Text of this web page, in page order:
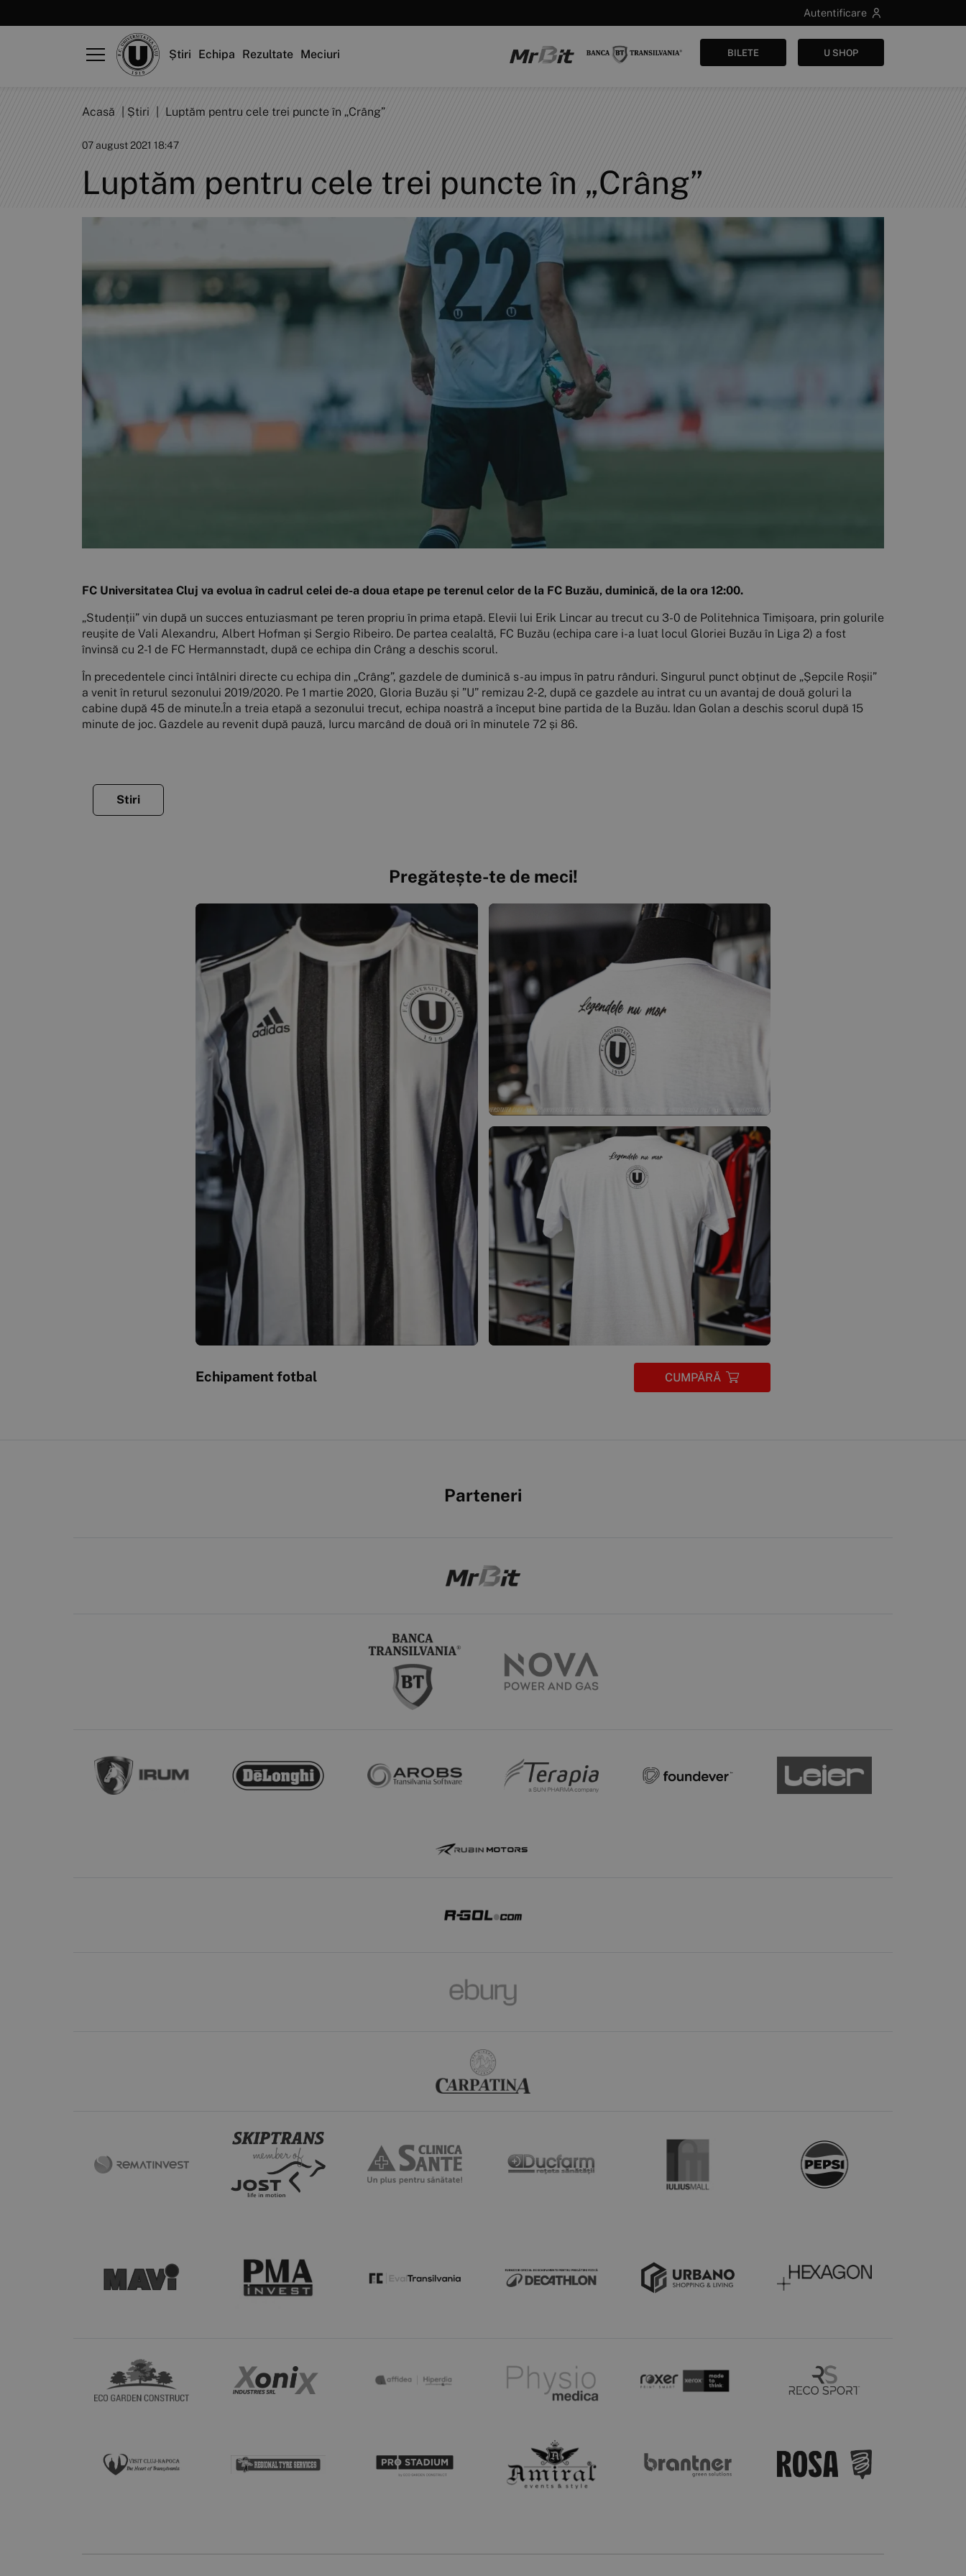
Autentificare
Știri Echipa Rezultate Meciuri BILETE U SHOP
Acasă Știri Luptăm pentru cele trei puncte în „Crâng”
07 august 2021 18:47
Luptăm pentru cele trei puncte în „Crâng”
FC Universitatea Cluj va evolua în cadrul celei de-a doua etape pe terenul celor de la FC Buzău, duminică, de la ora 12:00.
„Studenții” vin după un succes entuziasmant pe teren propriu în prima etapă. Elevii lui Erik Lincar au trecut cu 3-0 de Politehnica Timișoara, prin golurile
reușite de Vali Alexandru, Albert Hofman și Sergio Ribeiro. De partea cealaltă, FC Buzău (echipa care i-a luat locul Gloriei Buzău în Liga 2) a fost
învinsă cu 2-1 de FC Hermannstadt, după ce echipa din Crâng a deschis scorul.
În precedentele cinci întâlniri directe cu echipa din „Crâng”, gazdele de duminică s-au impus în patru rânduri. Singurul punct obținut de „Șepcile Roșii”
a venit în returul sezonului 2019/2020. Pe 1 martie 2020, Gloria Buzău și ”U” remizau 2-2, după ce gazdele au intrat cu un avantaj de două goluri la
cabine după 45 de minute.În a treia etapă a sezonului trecut, echipa noastră a început bine partida de la Buzău. Idan Golan a deschis scorul după 15
minute de joc. Gazdele au revenit după pauză, Iurcu marcând de două ori în minutele 72 și 86.
Stiri
Pregătește-te de meci!
Echipament fotbal CUMPĂRĂ
Parteneri